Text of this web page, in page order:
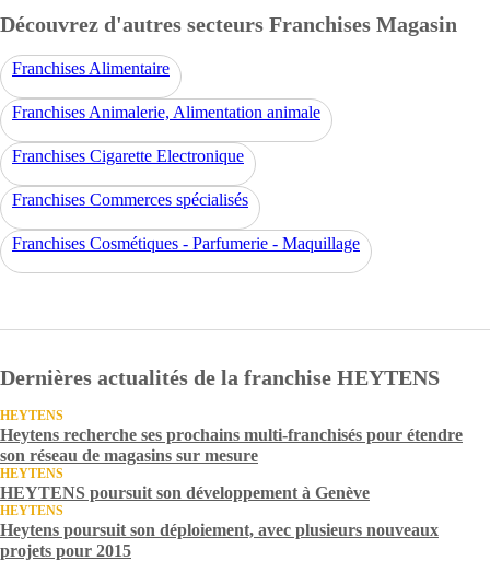
Découvrez d'autres secteurs Franchises Magasin
Franchises Alimentaire
Franchises Animalerie, Alimentation animale
Franchises Cigarette Electronique
Franchises Commerces spécialisés
Franchises Cosmétiques - Parfumerie - Maquillage
Dernières actualités de la franchise HEYTENS
HEYTENS
Heytens recherche ses prochains multi-franchisés pour étendre
son réseau de magasins sur mesure
HEYTENS
HEYTENS poursuit son développement à Genève
HEYTENS
Heytens poursuit son déploiement, avec plusieurs nouveaux
projets pour 2015